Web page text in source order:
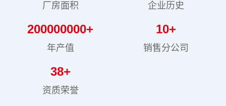
厂房面积 企业历史
200000000+
年产值
10+
销售分公司
38+
资质荣誉